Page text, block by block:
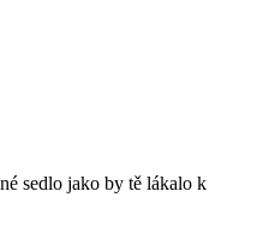
sedlo jako by tě lákalo k